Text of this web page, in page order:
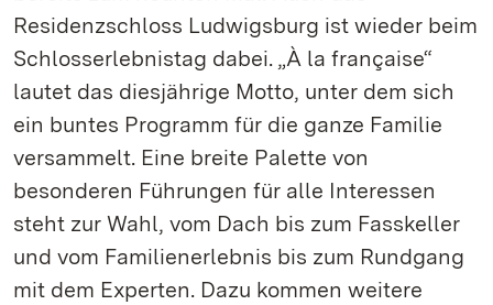
Residenzschloss Ludwigsburg ist wieder beim
Schlosserlebnistag dabei. „À la française“
lautet das diesjährige Motto, unter dem sich
ein buntes Programm für die ganze Familie
versammelt. Eine breite Palette von
besonderen Führungen für alle Interessen
steht zur Wahl, vom Dach bis zum Fasskeller
und vom Familienerlebnis bis zum Rundgang
mit dem Experten. Dazu kommen weitere